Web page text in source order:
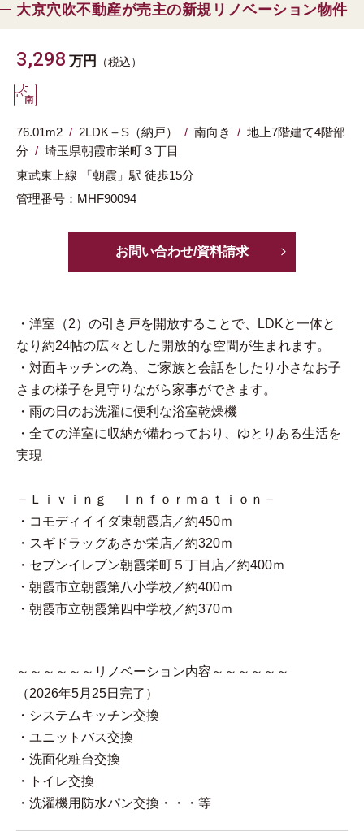
大京穴吹不動産が売主の新規リノベーション物件
3,298 万円 （税込）
76.01m2 2LDK＋S（納戸） 南向き
地上7階建て4階部
分
埼玉県朝霞市栄町３丁目
東武東上線
「朝霞」駅 徒歩15分
管理番号：MHF90094
お問い合わせ/資料請求
・洋室（2）の引き戸を開放することで、LDKと一体と
なり約24帖の広々とした開放的な空間が生まれます。
・対面キッチンの為、ご家族と会話をしたり小さなお子
さまの様子を見守りながら家事ができます。
・雨の日のお洗濯に便利な浴室乾燥機
・全ての洋室に収納が備わっており、ゆとりある生活を
実現
－Ｌｉｖｉｎｇ Ｉｎｆｏｒｍａｔｉｏｎ－
・コモディイイダ東朝霞店／約450ｍ
・スギドラッグあさか栄店／約320ｍ
・セブンイレブン朝霞栄町５丁目店／約400ｍ
・朝霞市立朝霞第八小学校／約400ｍ
・朝霞市立朝霞第四中学校／約370ｍ
～～～～～～リノベーション内容～～～～～～
（2026年5月25日完了）
・システムキッチン交換
・ユニットバス交換
・洗面化粧台交換
・トイレ交換
・洗濯機用防水パン交換・・・等